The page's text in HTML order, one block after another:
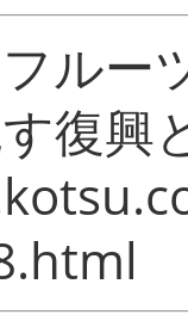
ルー
復興